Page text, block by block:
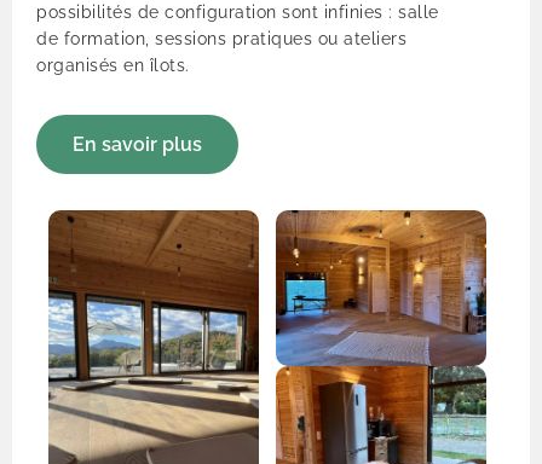
possibilités de configuration sont infinies : salle
de formation, sessions pratiques ou ateliers
organisés en îlots.
En savoir plus